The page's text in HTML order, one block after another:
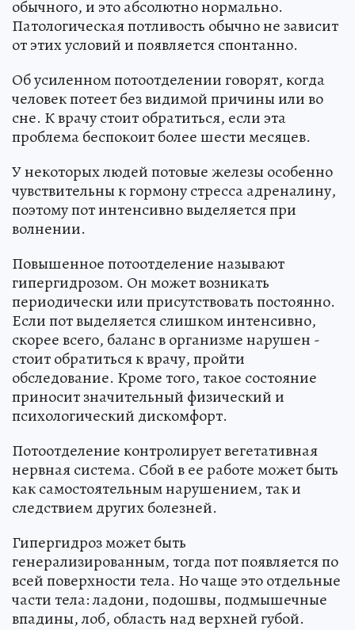
обычного, и это абсолютно нормально.
Патологическая потливость обычно не зависит
от этих условий и появляется спонтанно.
Об усиленном потоотделении говорят, когда
человек потеет без видимой причины или во
сне. К врачу стоит обратиться, если эта
проблема беспокоит более шести месяцев.
У некоторых людей потовые железы особенно
чувствительны к гормону стресса адреналину,
поэтому пот интенсивно выделяется при
волнении.
Повышенное потоотделение называют
гипергидрозом. Он может возникать
периодически или присутствовать постоянно.
Если пот выделяется слишком интенсивно,
скорее всего, баланс в организме нарушен -
стоит обратиться к врачу, пройти
обследование. Кроме того, такое состояние
приносит значительный физический и
психологический дискомфорт.
Потоотделение контролирует вегетативная
нервная система. Сбой в ее работе может быть
как самостоятельным нарушением, так и
следствием других болезней.
Гипергидроз может быть
генерализированным, тогда пот появляется по
всей поверхности тела. Но чаще это отдельные
части тела: ладони, подошвы, подмышечные
впадины, лоб, область над верхней губой.